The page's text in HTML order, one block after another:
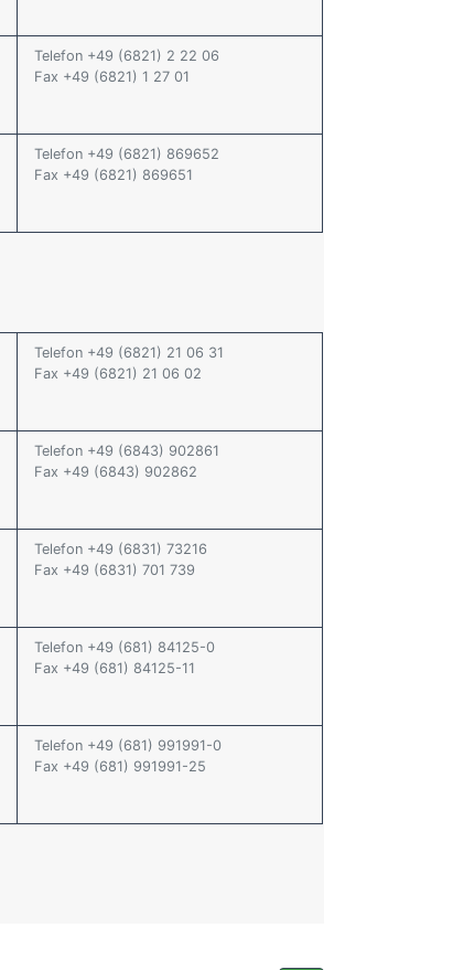
Telefon +49 (6821) 2 22 06
Fax +49 (6821) 1 27 01
Telefon +49 (6821) 869652
Fax +49 (6821) 869651
Telefon +49 (6821) 21 06 31
Fax +49 (6821) 21 06 02
Telefon +49 (6843) 902861
Fax +49 (6843) 902862
Telefon +49 (6831) 73216
Fax +49 (6831) 701 739
Telefon +49 (681) 84125-0
Fax +49 (681) 84125-11
Telefon +49 (681) 991991-0
Fax +49 (681) 991991-25